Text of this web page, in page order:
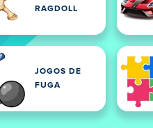
RAGDOLL
JOGOS DE
FUGA